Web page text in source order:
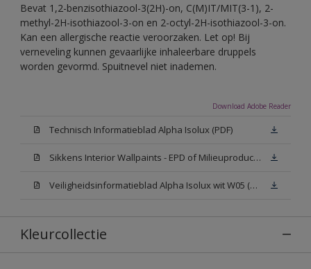
Bevat 1,2-benzisothiazool-3(2H)-on, C(M)IT/MIT(3-1), 2-
methyl-2H-isothiazool-3-on en 2-octyl-2H-isothiazool-3-on.
Kan een allergische reactie veroorzaken. Let op! Bij
verneveling kunnen gevaarlijke inhaleerbare druppels
worden gevormd. Spuitnevel niet inademen.
Download Adobe Reader
Technisch Informatieblad Alpha Isolux (PDF)
Sikkens Interior Wallpaints - EPD of Milieuproductverklaring
Veiligheidsinformatieblad Alpha Isolux wit W05 (SDS)
Kleurcollectie